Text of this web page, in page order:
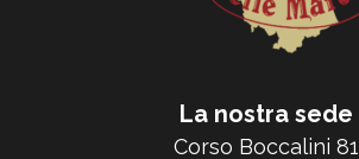
La nostra sede
Corso Boccalini 81